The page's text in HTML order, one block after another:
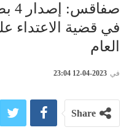
في قضية الاعتداء
العام
في 2023-04-12 23:04
Share